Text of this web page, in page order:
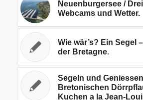
Neuenburgersee /
Webcams und Wetter.
Wie wär’s? Ein Segel
der Bretagne.
Segeln und
Bretonischen
Kuchen a la Jean-